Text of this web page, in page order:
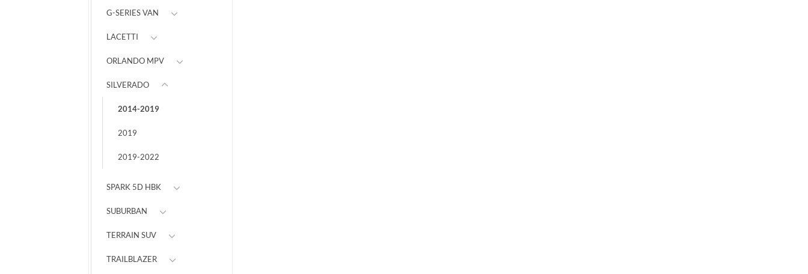
G-SERIES VAN
LACETTI
ORLANDO MPV
SILVERADO
2014-2019
2019
2019-2022
SPARK 5D HBK
SUBURBAN
TERRAIN SUV
TRAILBLAZER